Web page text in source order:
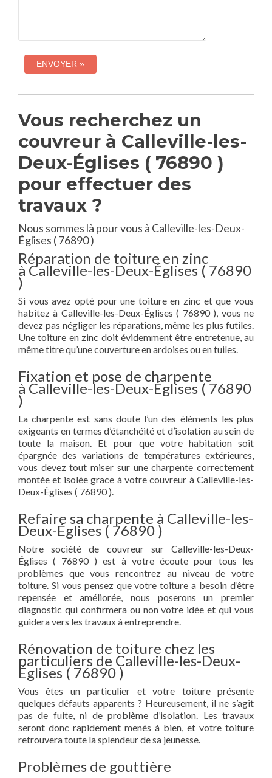
Vous recherchez un
couvreur à Calleville-les-
Deux-Églises ( 76890 )
pour effectuer des
travaux ?
Nous sommes là pour vous à Calleville-les-Deux-
Églises ( 76890 )
Réparation de toiture en zinc
à Calleville-les-Deux-Églises ( 76890
)
Si vous avez opté pour une toiture en zinc et que vous
habitez à Calleville-les-Deux-Églises ( 76890 ), vous ne
devez pas négliger les réparations, même les plus futiles.
Une toiture en zinc doit évidemment être entretenue, au
même titre qu’une couverture en ardoises ou en tuiles.
Fixation et pose de charpente
à Calleville-les-Deux-Églises ( 76890
)
La charpente est sans doute l’un des éléments les plus
exigeants en termes d’étanchéité et d’isolation au sein de
toute la maison. Et pour que votre habitation soit
épargnée des variations de températures extérieures,
vous devez tout miser sur une charpente correctement
montée et isolée grace à votre couvreur à Calleville-les-
Deux-Églises ( 76890 ).
Refaire sa charpente à Calleville-les-
Deux-Églises ( 76890 )
Notre société de couvreur sur Calleville-les-Deux-
Églises ( 76890 ) est à votre écoute pour tous les
problèmes que vous rencontrez au niveau de votre
toiture. Si vous pensez que votre toiture a besoin d’être
repensée et améliorée, nous poserons un premier
diagnostic qui confirmera ou non votre idée et qui vous
guidera vers les travaux à entreprendre.
Rénovation de toiture chez les
particuliers de Calleville-les-Deux-
Églises ( 76890 )
Vous êtes un particulier et votre toiture présente
quelques défauts apparents ? Heureusement, il ne s’agit
pas de fuite, ni de problème d’isolation. Les travaux
seront donc rapidement menés à bien, et votre toiture
retrouvera toute la splendeur de sa jeunesse.
Problèmes de gouttière